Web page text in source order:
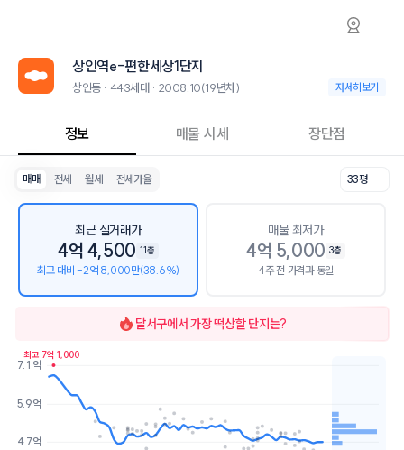
상인동 상인역e-편한세상1단지 아파트 시세·
상인역e-편한세상1단지는 상인동에 위치한 443세대 아파트로,
2026년 8월 8일 기준 33평형의 매매 시세는 4.7억, 전세는 3.1억입니
인근 학군으로는 대구월서초등학교, 대서중학교, 대구상원고등학교가
최고 28층, 용적률 279%, 건폐율 16%의 단지입니다.
상인역e-편한세상1
상인역e-편한세상1단지
상인동 · 443세대 · 2008.10(19년차) 상인동 · 443세
자세히보기
정보 매물 시세 장단점
매매 전세 월세 전세가율 33평
최근 실거래가
4억 4,500 11층
최고 대비 -2억 8,000만(38.6%)
매물 최저가
4억 5,000 3층
4주 전 가격과 동일
달서구에서 가장 떡상할 단지는?
4.7억
5.9억
7.1억
최고 7억 1,000
4.6억
2개